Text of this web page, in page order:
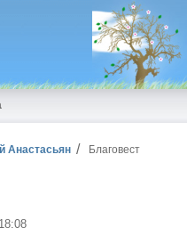
Анастасьян Благовест